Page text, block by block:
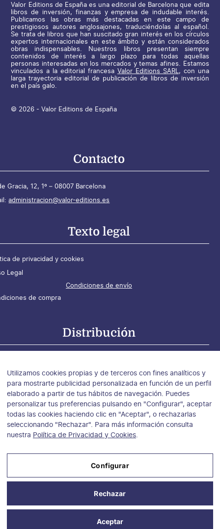
Valor Editions de España es una editorial de Barcelona que edita
libros de inversión, finanzas y empresa de indudable interés.
Publicamos las obras más destacadas en este campo de
prestigiosos autores anglosajones, traduciéndolas al español.
Se trata de libros que han suscitado gran interés en los círculos
expertos internacionales en este ámbito y están considerados
obras indispensables. Nuestros libros presentan siempre
contenidos de interés a largo plazo para todas aquellas
personas interesadas en los mercados y temas afines. Estamos
vinculados a la editorial francesa Valor Editions SARL, con una
larga trayectoria editorial de publicación de libros de inversión
en el país galo.
© 2026 - Valor Editions de España
Contacto
Gracia, 12, 1º – 08007 Barcelona
administracion@valor-editions.es
Texto legal
de privacidad y cookies
Legal
Condiciones de envío
de compra
Distribución
para Argentina, Chile y Uruguay
para México
Utilizamos cookies propias y de terceros con fines analíticos y
para mostrarte publicidad personalizada en función de un perfil
elaborado a partir de tus hábitos de navegación. Puedes
personalizar tus preferencias pulsando en "Configurar", aceptar
todas las cookies haciendo clic en "Aceptar", o rechazarlas
seleccionando "Rechazar". Para más información consulta
nuestra Política de Privacidad y Cookies
Configurar
Rechazar
Aceptar